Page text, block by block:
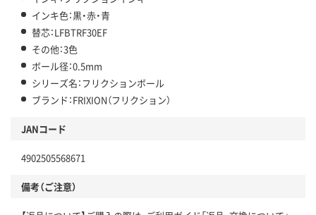
インキ色：黒・赤・青
替芯：LFBTRF30EF
その他：3色
ボール径：0.5mm
シリーズ名：フリクションボール
ブランド：FRIXION（フリクション）
JANコード
4902505568671
備考（ご注意）